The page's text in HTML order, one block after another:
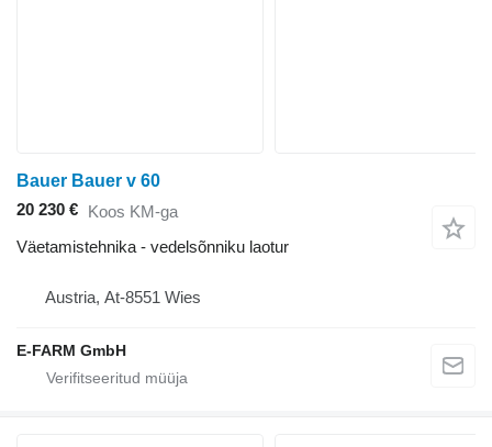
Bauer Bauer v 60
20 230 € Koos KM-ga
Väetamistehnika - vedelsõnniku laotur
Austria, At-8551 Wies
E-FARM GmbH